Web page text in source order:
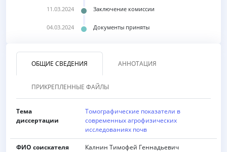
11.03.2024 Заключение комиссии
04.03.2024 Документы приняты
ОБЩИЕ СВЕДЕНИЯ АННОТАЦИЯ
ПРИКРЕПЛЕННЫЕ ФАЙЛЫ
Тема
диссертации
Томографические показатели в
современных агрофизических
исследованиях почв
ФИО соискателя Калнин Тимофей Геннадьевич